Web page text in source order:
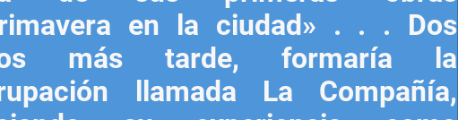
en la ciudad» . . . Dos
más tarde, formaría la
llamada La Compañía,